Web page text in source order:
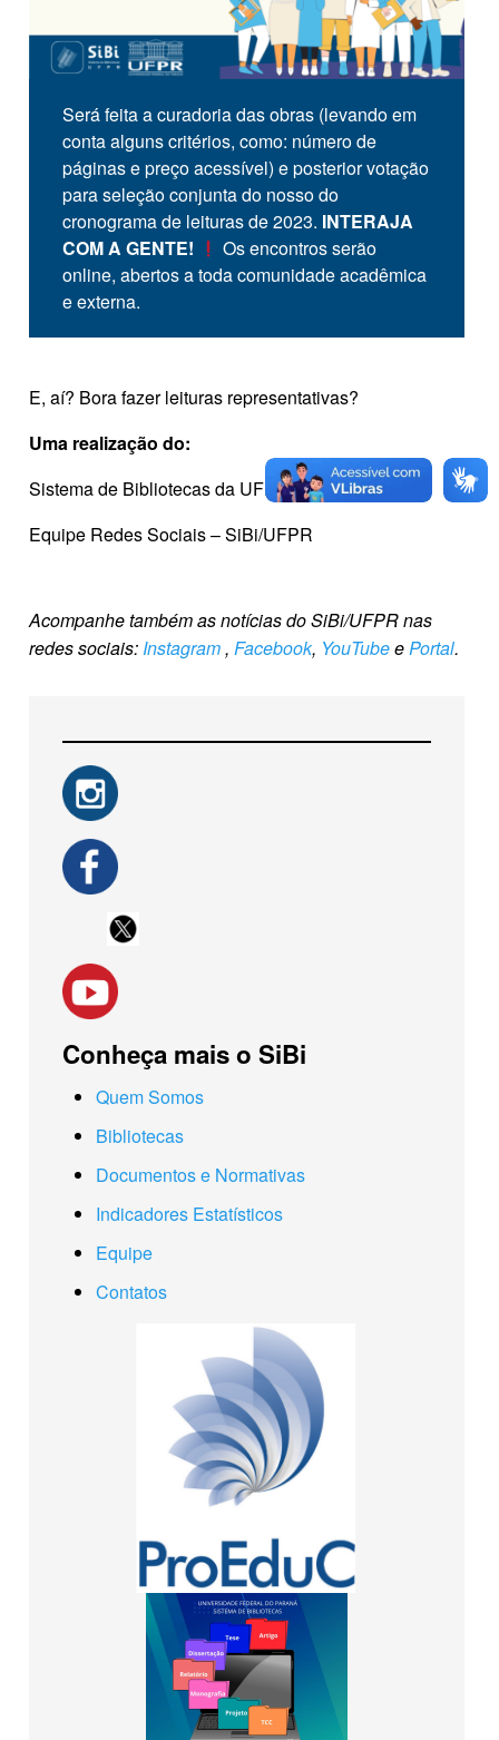
Será feita a curadoria das obras (levando em
conta alguns critérios, como: número de
páginas e preço acessível) e posterior votação
para seleção conjunta do nosso do
cronograma de leituras de 2023. INTERAJA
COM A GENTE!
Os encontros serão
online, abertos a toda comunidade acadêmica
e externa.
E, aí? Bora fazer leituras representativas?
Uma realização do:
Sistema de Bibliotecas da UFPR
Equipe Redes Sociais – SiBi/UFPR
Acompanhe também as notícias do SiBi/UFPR nas
redes sociais: Instagram, Facebook, YouTubeePortal.
Conheça mais o SiBi
Quem Somos
Bibliotecas
Documentos e Normativas
Indicadores Estatísticos
Equipe
Contatos